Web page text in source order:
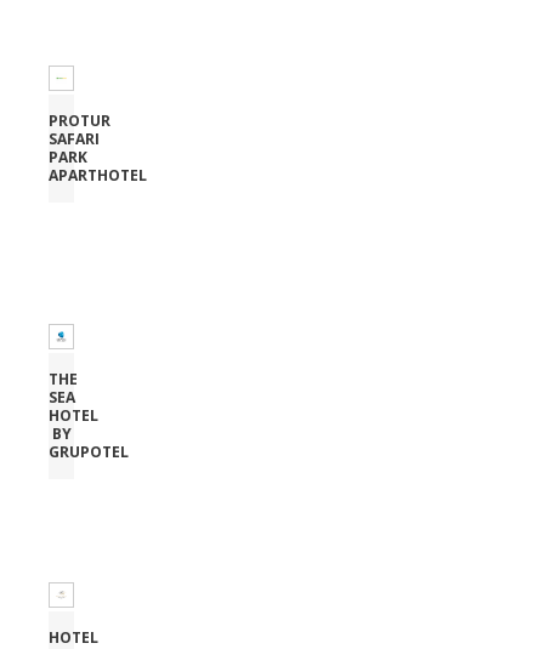
PROTUR
SAFARI
PARK
APARTHOTEL
THE
SEA
HOTEL
BY
GRUPOTEL
HOTEL